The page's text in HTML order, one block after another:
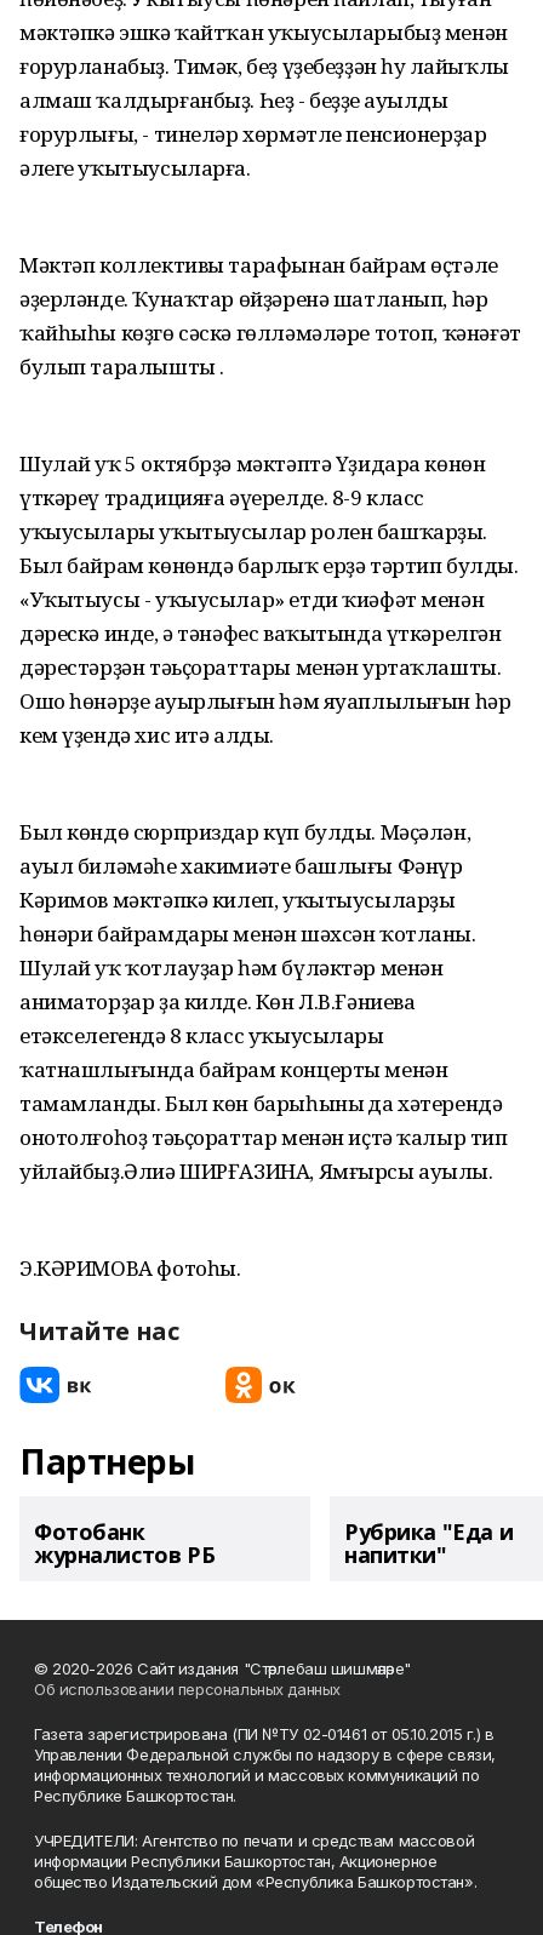
мәктәпкә эшкә ҡайтҡан уҡыусыларыбыҙ менән
ғорурланабыҙ. Тимәк, беҙ үҙебеҙҙән һуң лайыҡлы
алмаш ҡалдырғанбыҙ. Һеҙ - беҙҙең ауылдың
ғорурлығы, - тинеләр хөрмәтле пенсионерҙар
әлеге уҡытыусыларға.
Мәктәп коллективы тарафынан байрам өҫтәле
әҙерләнде. Ҡунаҡтар өйҙәренә шатланып, һәр
ҡайһыһы көҙгө сәскә гөлләмәләре тотоп, ҡәнәғәт
булып таралышты .
Шулай уҡ 5 октябрҙә мәктәптә Үҙидара көнөн
үткәреү традицияға әүерелде. 8-9 класс
уҡыусылары уҡытыусылар ролен башҡарҙы.
Был байрам көнөндә барлыҡ ерҙә тәртип булды.
«Уҡытыусы - уҡыусылар» етди ҡиәфәт менән
дәрескә инде, ә тәнәфес ваҡытында үткәрелгән
дәрестәрҙән тәьҫораттары менән уртаҡлашты.
Ошо һөнәрҙең ауырлығын һәм яуаплылығын һәр
кем үҙендә хис итә алды.
Был көндө сюрприздар күп булды. Мәҫәлән,
ауыл биләмәһе хакимиәте башлығы Фәнүр
Кәримов мәктәпкә килеп, уҡытыусыларҙы
һөнәри байрамдары менән шәхсән ҡотланы.
Шулай уҡ ҡотлауҙар һәм бүләктәр менән
аниматорҙар ҙа килде. Көн Л.В.Ғәниева
етәкселегендә 8 класс уҡыусылары
ҡатнашлығында байрам концерты менән
тамамланды. Был көн барыһының да хәтерендә
онотолғоһоҙ тәьҫораттар менән иҫтә ҡалыр тип
уйлайбыҙ.Әлиә ШИРҒАЗИНА, Ямғырсы ауылы.
Э.КӘРИМОВА фотоһы.
Читайте нас
Партнеры
Фотобанк
журналистов РБ
Рубрика "Еда и
напитки"
© 2020-2026 Сайт издания "Стәрлебаш шишмәләре"
Об использовании персональных данных
Газета зарегистрирована (ПИ №ТУ 02-01461 от 05.10.2015 г.) в
Управлении Федеральной службы по надзору в сфере связи,
информационных технологий и массовых коммуникаций по
Республике Башкортостан.
УЧРЕДИТЕЛИ: Агентство по печати и средствам массовой
информации Республики Башкортостан, Акционерное
общество Издательский дом «Республика Башкортостан».
Телефон